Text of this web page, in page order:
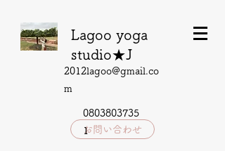
Lagoo yoga
studio★J
お問い合わせ
2012lagoo@gmail.co
m
0803803735
1